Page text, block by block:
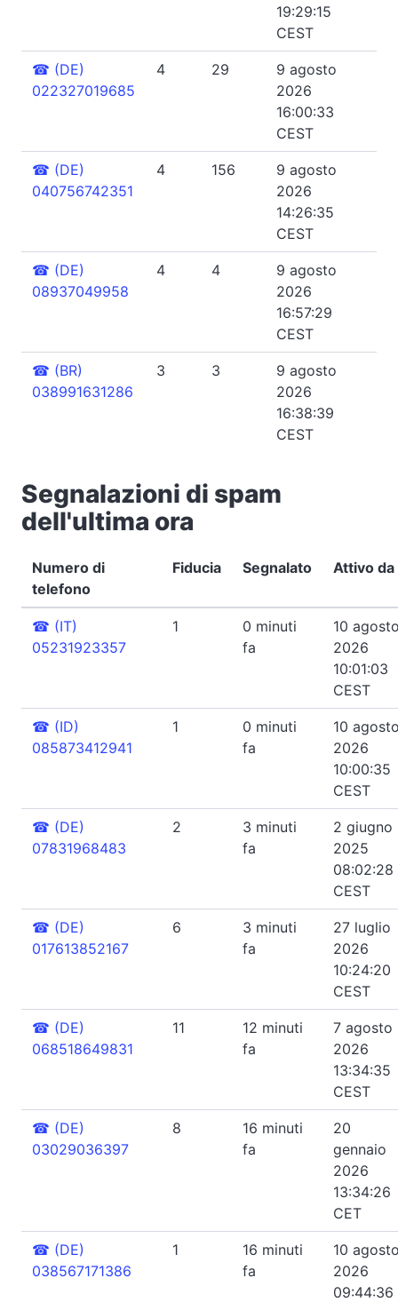
19:29:15
CEST
☎ (DE)
022327019685
4 29
9 agosto
2026
16:00:33
CEST
☎ (DE)
040756742351
4 156
9 agosto
2026
14:26:35
CEST
☎ (DE)
08937049958
4 4
9 agosto
2026
16:57:29
CEST
☎ (BR)
038991631286
3 3
9 agosto
2026
16:38:39
CEST
Segnalazioni di spam
dell'ultima ora
Numero di
telefono
Fiducia Segnalato Attivo da
☎ (IT)
05231923357
1
0 minuti
fa
10
2026
10:01:03
CEST
☎ (ID)
085873412941
1
0 minuti
fa
10
2026
10:00:35
CEST
☎ (DE)
07831968483
2
3 minuti
fa
2 giugno
2025
08:02:28
CEST
☎ (DE)
017613852167
6
3 minuti
fa
27 luglio
2026
10:24:20
CEST
☎ (DE)
068518649831
11
12 minuti
fa
7 agosto
2026
13:34:35
CEST
☎ (DE)
03029036397
8
16 minuti
fa
20
gennaio
2026
13:34:26
CET
☎ (DE)
038567171386
1
16 minuti
fa
10
2026
09:44:36